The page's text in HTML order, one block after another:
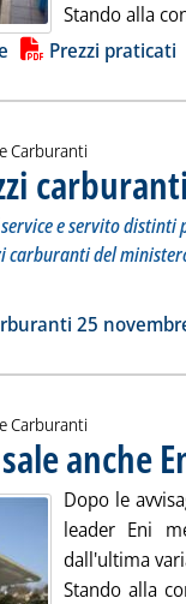
Stando alla
alla notizia
Prezzi praticati
Carburanti
carburanti
e servito distinti
carburanti del
prezzi
alla notizia
25
Carburanti
anche
Dopo le
leader Eni
dall'ultima
Stando alla